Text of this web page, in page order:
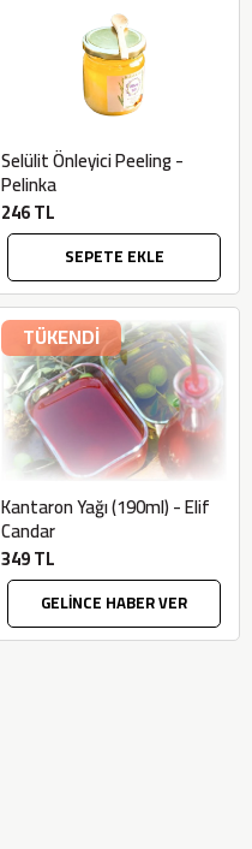
Selülit Önleyici Peeling -
Pelinka
246 TL
SEPETE EKLE
TÜKENDİ
Kantaron Yağı (190ml) - Elif
Candar
349 TL
GELİNCE HABER VER